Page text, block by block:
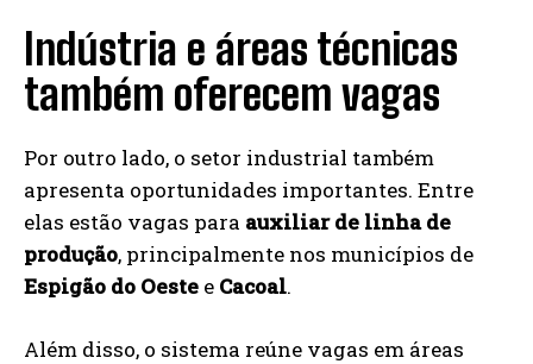
Indústria e áreas técnicas
também oferecem vagas
Por outro lado, o setor industrial também
apresenta oportunidades importantes. Entre
elas estão vagas para auxiliar de linha de
produção, principalmente nos municípios de
Espigão do Oeste e Cacoal.
Além disso, o sistema reúne vagas em áreas